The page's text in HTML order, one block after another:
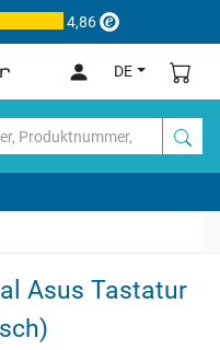
4,86
DE
Asus Tastatur